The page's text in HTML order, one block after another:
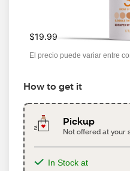
$19.99
El precio puede variar entre
How to get it
Pickup
Not offered at your
In Stock at